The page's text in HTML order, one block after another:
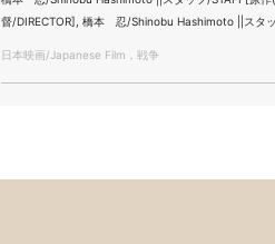
督/DIRECTOR], 橋本 忍/Shinobu Hashimoto ||スタ
日本映画/Japanese Film，戦争